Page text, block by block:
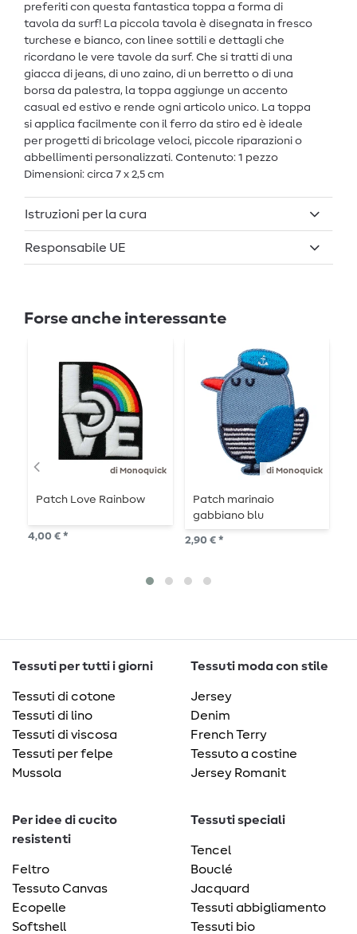
preferiti con questa fantastica toppa a forma di
tavola da surf! La piccola tavola è disegnata in fresco
turchese e bianco, con linee sottili e dettagli che
ricordano le vere tavole da surf. Che si tratti di una
giacca di jeans, di uno zaino, di un berretto o di una
borsa da palestra, la toppa aggiunge un accento
casual ed estivo e rende ogni articolo unico. La toppa
si applica facilmente con il ferro da stiro ed è ideale
per progetti di bricolage veloci, piccole riparazioni o
abbellimenti personalizzati. Contenuto: 1 pezzo
Dimensioni: circa 7 x 2,5 cm
Istruzioni per la cura
Responsabile UE
Forse anche interessante
di Monoquick
Patch Love Rainbow
4,00 € *
di Monoquick
Patch marinaio
gabbiano blu
2,90 € *
Tessuti per tutti i giorni
Tessuti di cotone
Tessuti di lino
Tessuti di viscosa
Tessuti per felpe
Mussola
Tessuti moda con stile
Jersey
Denim
French Terry
Tessuto a costine
Jersey Romanit
Per idee di cucito
resistenti
Feltro
Tessuto Canvas
Ecopelle
Softshell
Tessuti speciali
Tencel
Bouclé
Jacquard
Tessuti abbigliamento
Tessuti bio